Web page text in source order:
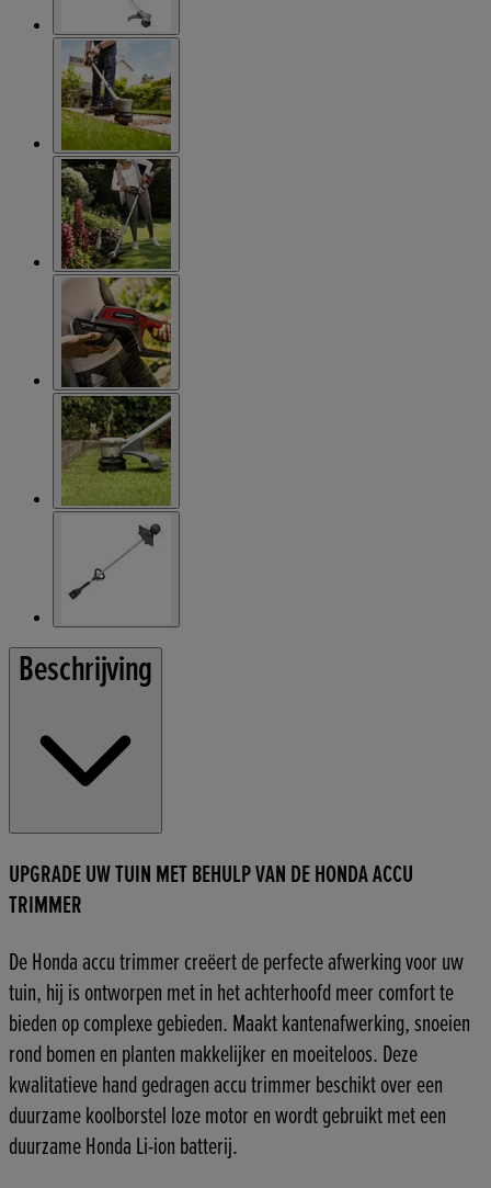
Beschrijving
UPGRADE UW TUIN MET BEHULP VAN DE HONDA ACCU
TRIMMER
De Honda accu trimmer creëert de perfecte afwerking voor uw
tuin, hij is ontworpen met in het achterhoofd meer comfort te
bieden op complexe gebieden. Maakt kantenafwerking, snoeien
rond bomen en planten makkelijker en moeiteloos. Deze
kwalitatieve hand gedragen accu trimmer beschikt over een
duurzame koolborstel loze motor en wordt gebruikt met een
duurzame Honda Li-ion batterij.